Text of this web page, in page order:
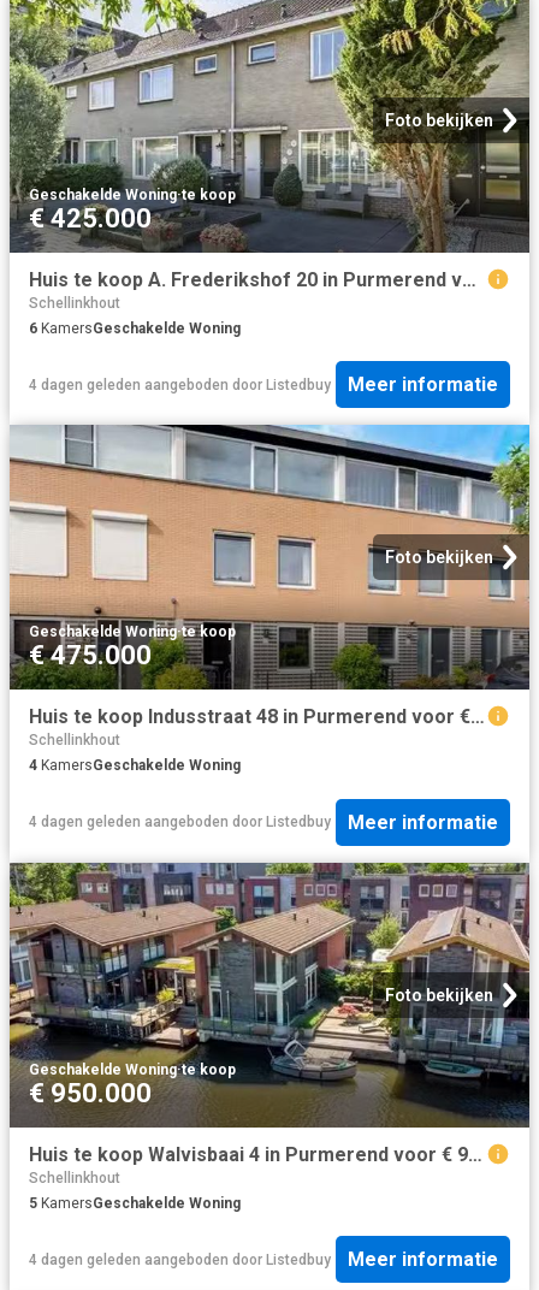
Foto bekijken
Geschakelde Woning·te koop
€ 425.000
Huis te koop A. Frederikshof 20 in Purmerend voor € 425.000
Schellinkhout
6 KamersGeschakelde Woning
4 dagen geleden aangeboden door Listedbuy Meer informatie
Foto bekijken
Geschakelde Woning·te koop
€ 475.000
Huis te koop Indusstraat 48 in Purmerend voor € 475.000
Schellinkhout
4 KamersGeschakelde Woning
4 dagen geleden aangeboden door Listedbuy Meer informatie
Foto bekijken
Geschakelde Woning·te koop
€ 950.000
Huis te koop Walvisbaai 4 in Purmerend voor € 950.000
Schellinkhout
5 KamersGeschakelde Woning
4 dagen geleden aangeboden door Listedbuy Meer informatie